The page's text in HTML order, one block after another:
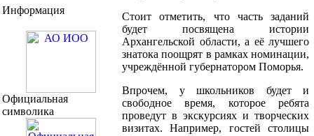
Информация
Официальная
символика
Стоит отметить, что часть заданий
будет посвящена истории
Архангельской области, а её лучшего
знатока поощрят в рамках номинации,
учреждённой губернатором Поморья.
Впрочем, у школьников будет и
свободное время, которое ребята
проведут в экскурсиях и творческих
визитах. Например, гостей столицы